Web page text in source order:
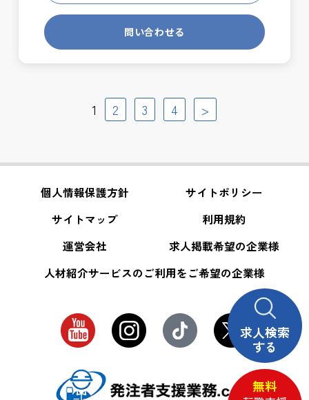
問い合わせる
1 2 3 4 >
個人情報保護方針
サイトポリシー
サイトマップ
利用規約
運営会社
求人掲載希望の企業様
人材紹介サービスのご利用をご希望の企業様
求人検索
する
無料